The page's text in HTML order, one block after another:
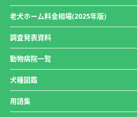
老犬ホーム料金相場(2025年版)
調査発表資料
動物病院一覧
犬種図鑑
用語集